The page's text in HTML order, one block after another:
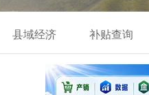
县域经济 补贴查询